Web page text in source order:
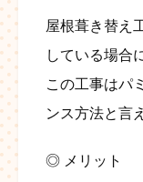
屋根葺き替え
している場合
この工事はパ
ンス方法と言
◎ メリット